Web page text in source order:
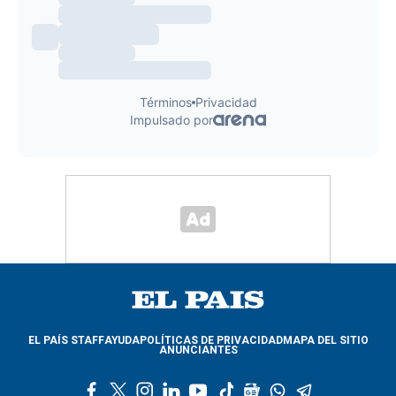
EL PAÍS STAFFAYUDAPOLÍTICAS DE PRIVACIDADMAPA DEL SITIO
ANUNCIANTES
l y t g w